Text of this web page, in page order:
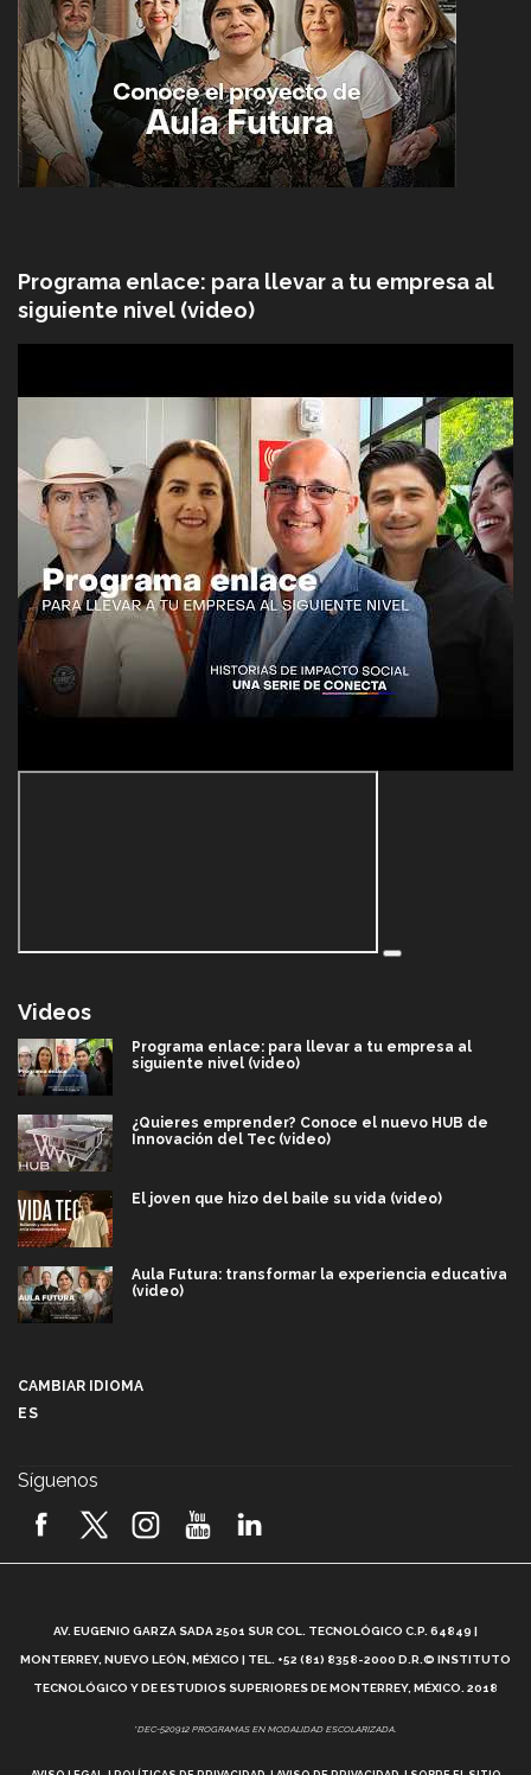
Programa enlace: para llevar a tu empresa al
siguiente nivel (video)
Videos
Programa enlace: para llevar a tu empresa al
siguiente nivel (video)
¿Quieres emprender? Conoce el nuevo HUB de
Innovación del Tec (video)
El joven que hizo del baile su vida (video)
Aula Futura: transformar la experiencia educativa
(video)
2026! (video)
¿Cómo es el Modelo Educativo Tec? (video)
Vida Tec: Feminismo e Inteligencia Artificial, Paola
CAMBIAR IDIOMA
ES
Síguenos
AV. EUGENIO GARZA SADA 2501 SUR COL. TECNOLÓGICO C.P. 64849 |
MONTERREY, NUEVO LEÓN, MÉXICO | TEL. +52 (81) 8358-2000 D.R.© INSTITUTO
TECNOLÓGICO Y DE ESTUDIOS SUPERIORES DE MONTERREY, MÉXICO. 2018
*DEC-520912 PROGRAMAS EN MODALIDAD ESCOLARIZADA.